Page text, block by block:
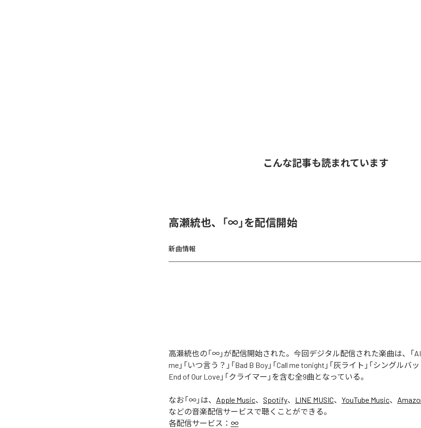
こんな記事も読まれています
高瀬統也、「∞」を配信開始
新曲情報
高瀬統也の「∞」が配信開始された。今回デジタル配信された楽曲は、「AI
me」「いつ言う？」「Bad B Boy」「Call me tonight」「灰ライト」「シングルバッ
End of Our Love」「クライマー」を含む全9曲となっている。
なお「∞ 」は、 Apple Music、 Spotify、 LINE MUSIC、 YouTube Music、
などの音楽配信サービスで聴くことができる。
各配信サービス： ∞